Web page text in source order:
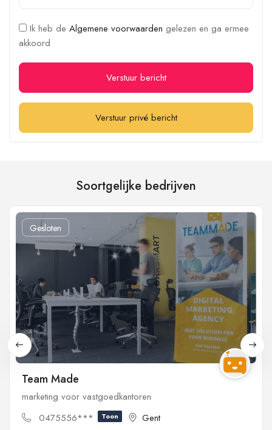
Ik heb de Algemene voorwaarden gelezen en ga ermee
akkoord
Verstuur bericht
Verstuur privé bericht
Soortgelijke bedrijven
Gesloten
Team Made
marketing voor vastgoedkantoren
0475556***
Toon Gent